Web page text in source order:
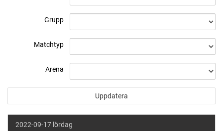
Grupp
Matchtyp
Arena
2022-09-17 lördag